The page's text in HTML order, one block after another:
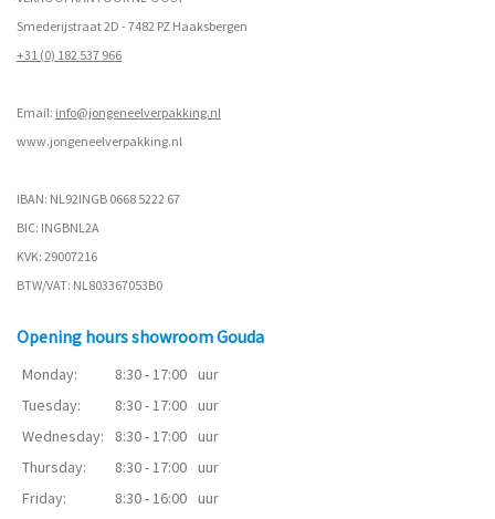
Smederijstraat 2D - 7482 PZ Haaksbergen
+31 (0) 182 537 966
Email: info@jongeneelverpakking.nl
www.jongeneelverpakking.nl
IBAN: NL92INGB 0668 5222 67
BIC: INGBNL2A
KVK: 29007216
BTW/VAT: NL803367053B0
Opening hours showroom Gouda
Monday: 8:30 - 17:00 uur
Tuesday:
8:30 - 17:00 uur
Wednesday:
8:30 - 17:00 uur
Thursday:
8:30 - 17:00 uur
Friday:
8:30 - 16:00 uur